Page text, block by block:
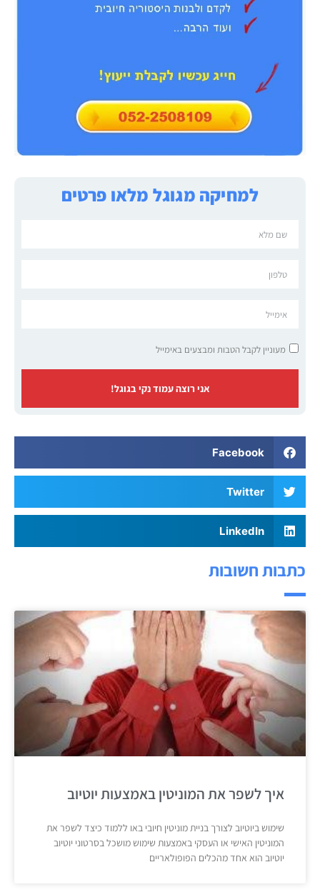
למחיקה מגוגל מלאו פרטים
מעוניין לקבל הטבות ומבצעים באימייל
אני רוצה עמוד נקי בגוגל!
Facebook
Twitter
LinkedIn
כתבות חשובות
איך לשפר את המוניטין באמצעות יוטיוב
שימוש ביוטיוב לצורך בניית מוניטין חיובי באו ללמוד כיצד לשפר את
המוניטין האישי או העסקי באמצעות שימוש מושכל בסרטוני יוטיוב
יוטיוב הוא אחד מהכלים הפופולאריים